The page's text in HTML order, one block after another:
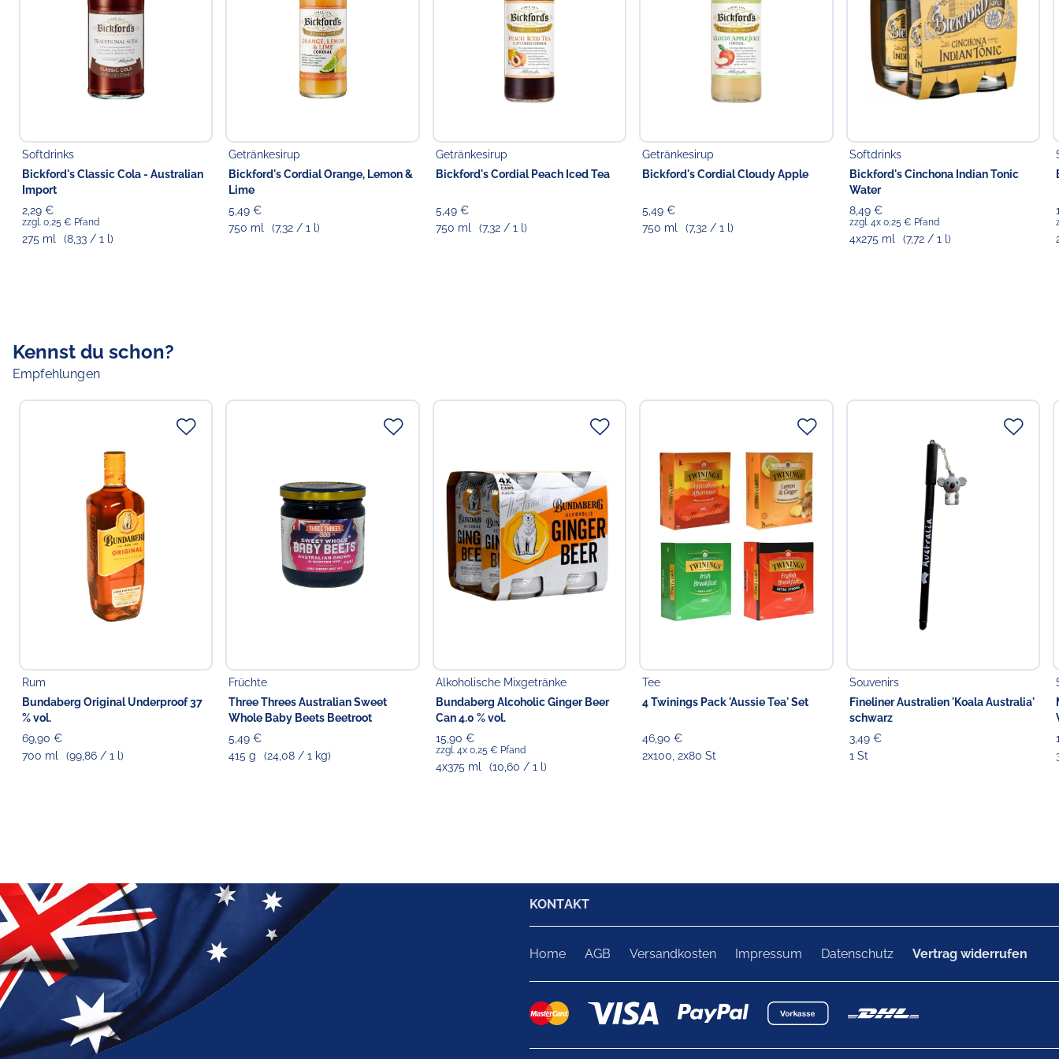
Verantwortlicher Lebensmittelunternehmer
Choppy's Food & Non-Food GmbH
Softdrinks
Bickford's Classic Cola - Australian
Import
2,29 €
zzgl. 0,25 € Pfand
275 ml (8,33 / 1 l)
Getränkesirup
Bickford's Cordial Orange, Lemon &
Lime
5,49 €
750 ml
(7,32 / 1 l)
Getränkesirup
Bickford's Cordial Peach Iced Tea
5,49 €
750 ml
(7,32 / 1 l)
Getränkesirup
Bickford's Cordial Cloudy Apple
5,49 €
750 ml
(7,32 / 1 l)
Softdrinks
Bickford's Cinchona Indian Tonic
Water
8,49 €
zzgl. 4x 0,25 € Pfand
4x275 ml (7,72 / 1 l)
Kennst du schon?
Empfehlungen
Rum
Bundaberg Original Underproof 37
% vol.
69,90 €
700 ml
(99,86 / 1 l)
Früchte
Three Threes Australian Sweet
Whole Baby Beets Beetroot
5,49 €
415 g
(24,08 / 1 kg)
Alkoholische Mixgetränke
Bundaberg Alcoholic Ginger Beer
Can 4.0 % vol.
15,90 €
zzgl. 4x 0,25 € Pfand
4x375 ml (10,60 / 1 l)
Tee
4 Twinings Pack 'Aussie Tea' Set
46,90 €
2x100, 2x80 St
Souvenirs
Fineliner Australien 'Koala Australia'
schwarz
3,49 €
1 St
KONTAKT
Home AGB Versandkosten Impressum Datenschutz Vertrag widerrufen